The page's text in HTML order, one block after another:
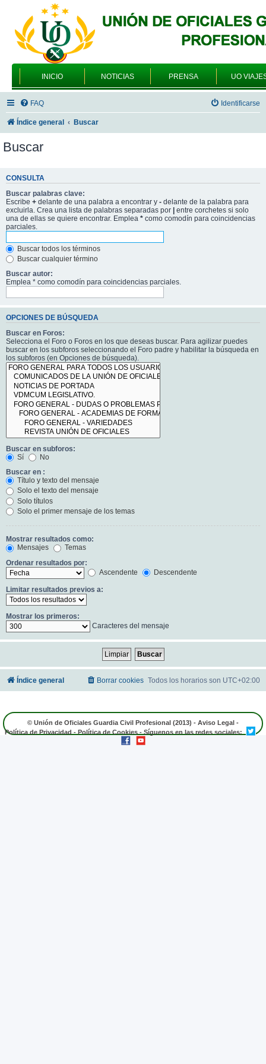
INICIO NOTICIAS PRENSA UO
FAQ Identificarse
Índice general Buscar
Buscar
CONSULTA
Buscar palabras clave:
Escribe + delante de una palabra a encontrar y - delante de la palabra para
excluirla. Crea una lista de palabras separadas por | entre corchetes si solo
una de ellas se quiere encontrar. Emplea * como comodín para coincidencias
parciales.
Buscar todos los términos
Buscar cualquier término
Buscar autor:
Emplea * como comodín para coincidencias parciales.
OPCIONES DE BÚSQUEDA
Buscar en Foros:
Selecciona el Foro o Foros en los que deseas buscar. Para agilizar puedes
buscar en los subforos seleccionando el Foro padre y habilitar la búsqueda en
los subforos (en Opciones de búsqueda).
Buscar en subforos:
Sí
No
Buscar en :
Título y texto del mensaje
Solo el texto del mensaje
Solo títulos
Solo el primer mensaje de los temas
Mostrar resultados como:
Mensajes
Temas
Ordenar resultados por:
Ascendente
Descendente
Limitar resultados previos a:
Mostrar los primeros:
Caracteres del mensaje
Índice general Todos los horarios son UTC+02:00
Borrar cookies
© Unión de Oficiales Guardia Civil Profesional (2013) - Aviso Legal -
Política de Privacidad - Política de Cookies - Síguenos en las redes sociales: